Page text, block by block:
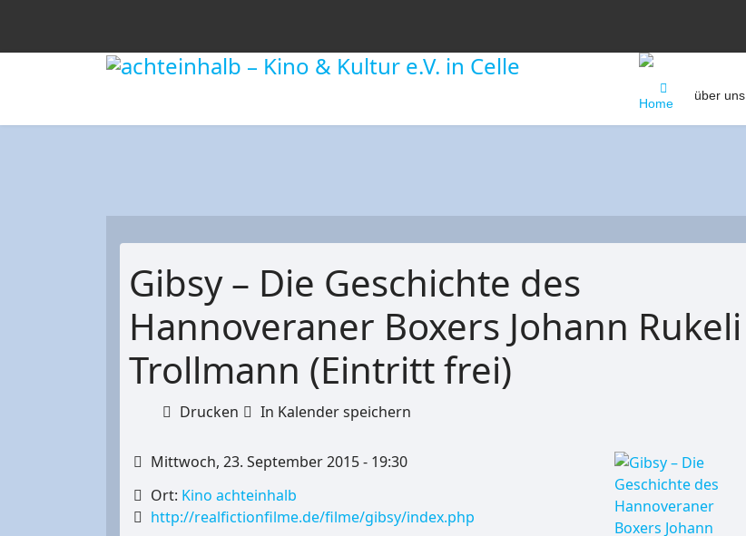
über uns
Gibsy – Die Geschichte des
Hannoveraner Boxers Johann Rukeli
Trollmann (Eintritt frei)
Drucken In Kalender speichern
Mittwoch, 23. September 2015 - 19:30
Ort: Kino achteinhalb
http://realfictionfilme.de/filme/gibsy/index.php